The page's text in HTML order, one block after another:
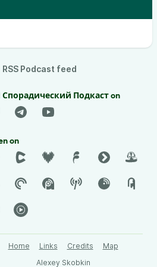
RSS Podcast feed
Спорадический Подкаст on
on
Home Links Credits
Map
Alexey Skobkin